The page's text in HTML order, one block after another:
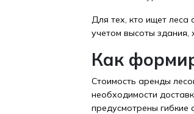
Для тех, кто ищет
учетом высоты здания,
Как
Стоимость аренды
необходимости
предусмотрены гибкие